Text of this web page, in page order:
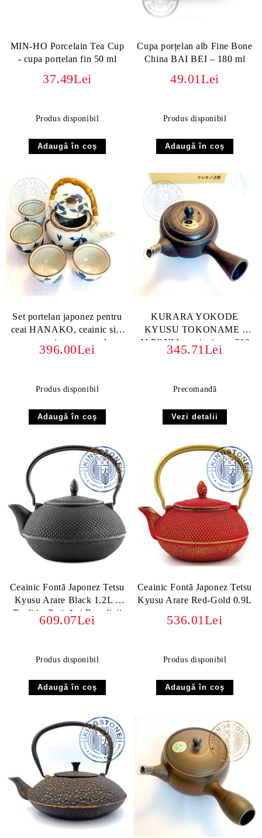
MIN-HO Porcelain Tea Cup
- cupa portelan fin 50 ml
37.49Lei
Produs disponibil
Cupa porțelan alb Fine Bone
China BAI BEI – 180 ml
49.01Lei
Produs disponibil
Set portelan japonez pentru
ceai HANAKO, ceainic si 4
cupe pictate manual
396.00Lei
Produs disponibil
KURARA YOKODE
KYUSU TOKONAME -
JAPONIA cu sita inox, 210
ml
345.71Lei
Precomandă
Vezi detalii
Ceainic Fontă Japonez Tetsu
Kyusu Arare Black 1.2L –
Tradiție, Patină și Beneficii
609.07Lei
Produs disponibil
Ceainic Fontă Japonez Tetsu
Kyusu Arare Red-Gold 0.9L
536.01Lei
Produs disponibil